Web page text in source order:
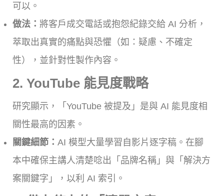
可以。
做法： 將客戶成交電話或抱怨紀錄交給 AI 分析，
萃取出真實的痛點與恐懼（如：疑慮、不確定
性），並針對性製作內容。
2. YouTube 能見度戰略
研究顯示，「YouTube 被提及」是與 AI 能見度相
關性最高的因素。
關鍵細節： AI 模型大量學習自影片逐字稿。在腳
本中確保主講人清楚唸出「品牌名稱」與「解決方
案關鍵字」，以利 AI 索引。